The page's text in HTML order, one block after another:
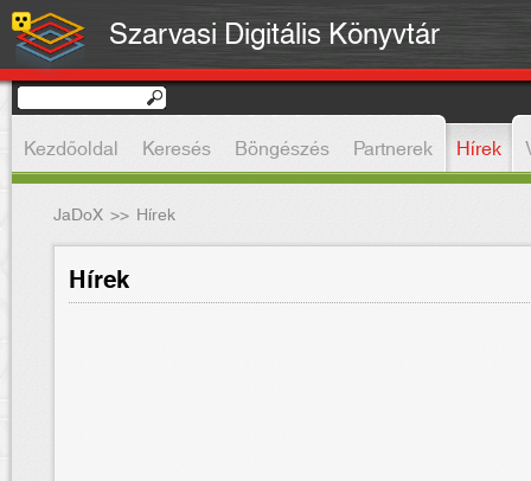
Szarvasi Digitális Könyvtár
Kezdőoldal Keresés Böngészés Partnerek Hírek
JaDoX >> Hírek
Hírek